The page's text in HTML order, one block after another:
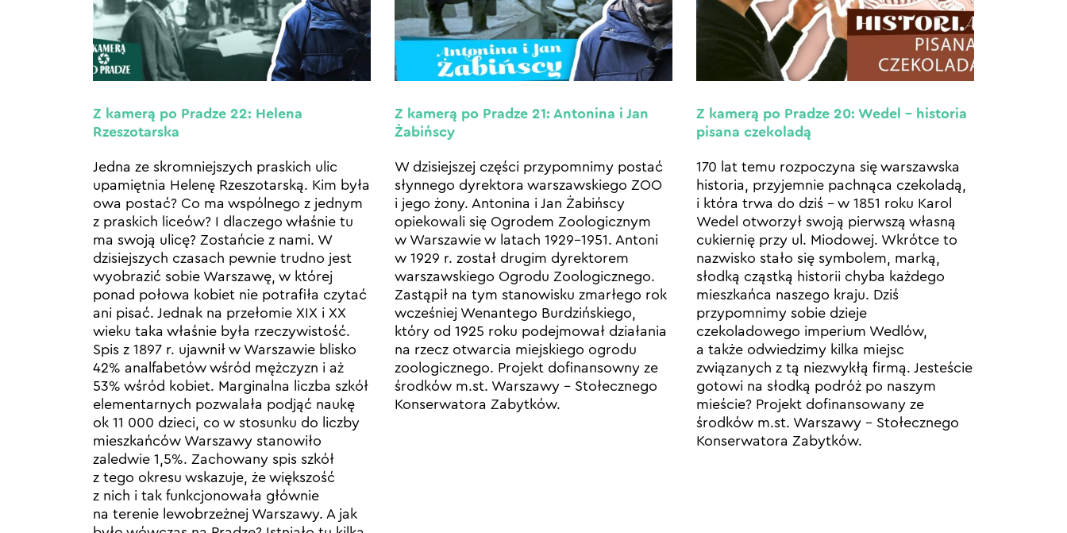
Z kamerą po Pradze 22: Helena
Rzeszotarska
Jedna ze skromniejszych praskich ulic
upamiętnia Helenę Rzeszotarską. Kim była
owa postać? Co ma wspólnego z jednym
z praskich liceów? I dlaczego właśnie tu
ma swoją ulicę? Zostańcie z nami. W
dzisiejszych czasach pewnie trudno jest
wyobrazić sobie Warszawę, w której
ponad połowa kobiet nie potrafiła czytać
ani pisać. Jednak na przełomie XIX i XX
wieku taka właśnie była rzeczywistość.
Spis z 1897 r. ujawnił w Warszawie blisko
42% analfabetów wśród mężczyzn i aż
53% wśród kobiet. Marginalna liczba szkół
elementarnych pozwalała podjąć naukę
ok 11 000 dzieci, co w stosunku do liczby
mieszkańców Warszawy stanowiło
zaledwie 1,5%. Zachowany spis szkół
z tego okresu wskazuje, że większość
z nich i tak funkcjonowała głównie
na terenie lewobrzeżnej Warszawy. A jak
Z kamerą po Pradze 21: Antonina i Jan
Żabińscy
W dzisiejszej części przypomnimy postać
słynnego dyrektora warszawskiego ZOO
i jego żony. Antonina i Jan Żabińscy
opiekowali się Ogrodem Zoologicznym
w Warszawie w latach 1929–1951. Antoni
w 1929 r. został drugim dyrektorem
warszawskiego Ogrodu Zoologicznego.
Zastąpił na tym stanowisku zmarłego rok
wcześniej Wenantego Burdzińskiego,
który od 1925 roku podejmował działania
na rzecz otwarcia miejskiego ogrodu
zoologicznego. Projekt dofinansowny ze
środków m.st. Warszawy – Stołecznego
Konserwatora Zabytków.
Z kamerą po Pradze 20: Wedel – historia
pisana czekoladą
170 lat temu rozpoczyna się warszawska
historia, przyjemnie pachnąca czekoladą,
i która trwa do dziś – w 1851 roku Karol
Wedel otworzył swoją pierwszą własną
cukiernię przy ul. Miodowej. Wkrótce to
nazwisko stało się symbolem, marką,
słodką cząstką historii chyba każdego
mieszkańca naszego kraju. Dziś
przypomnimy sobie dzieje
czekoladowego imperium Wedlów,
a także odwiedzimy kilka miejsc
związanych z tą niezwykłą firmą. Jesteście
gotowi na słodką podróż po naszym
mieście? Projekt dofinansowany ze
środków m.st. Warszawy – Stołecznego
Konserwatora Zabytków.